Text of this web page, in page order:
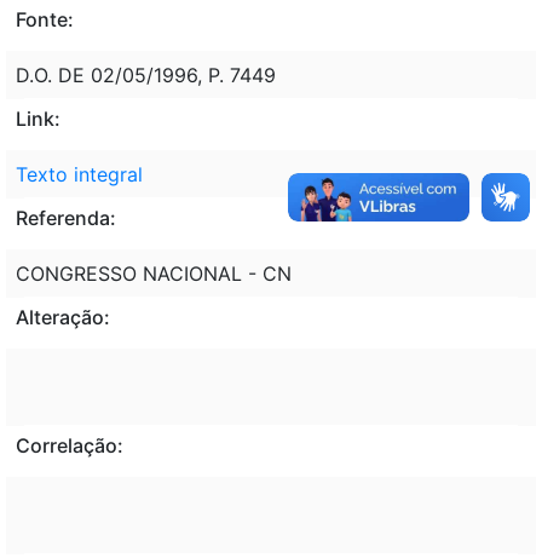
Fonte:
D.O. DE 02/05/1996, P. 7449
Link:
Texto integral
Referenda:
CONGRESSO NACIONAL - CN
Alteração:
Correlação: